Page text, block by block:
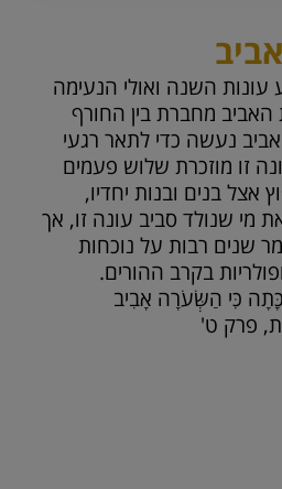
השנה ואולי הנעימה
האביב מחברת בין החורף
נעשה כדי לתאר רגעי
זו מוזכרת שלוש פעמים
בנים ובנות יחדיו,
מי שנולד סביב עונה זו, אך
שנים רבות על נוכחות
בקרב ההורים.
כִּי הַשְּׂעֹרָה אָבִיב
פרק ט'